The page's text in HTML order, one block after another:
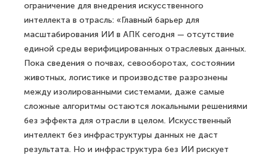
ограничение для внедрения искусственного
интеллекта в отрасль: «Главный барьер для
масштабирования ИИ в АПК сегодня — отсутствие
единой среды верифицированных отраслевых данных.
Пока сведения о почвах, севооборотах, состоянии
животных, логистике и производстве разрознены
между изолированными системами, даже самые
сложные алгоритмы остаются локальными решениями
без эффекта для отрасли в целом. Искусственный
интеллект без инфраструктуры данных не даст
результата. Но и инфраструктура без ИИ рискует